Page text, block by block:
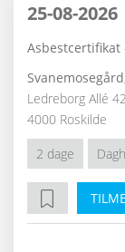
25-08-2026
Asbestcertifikat
Ledreborg Allé 42
4000 Roskilde
2 dage